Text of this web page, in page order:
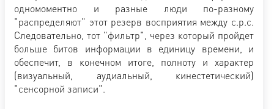
одномоментно и разные люди по-разному
"распределяют" этот резерв восприятия между с.р.с.
Следовательно, тот "фильтр", через который пройдет
больше битов информации в единицу времени, и
обеспечит, в конечном итоге, полноту и характер
(визуальный, аудиальный, кинестетический)
"сенсорной записи".